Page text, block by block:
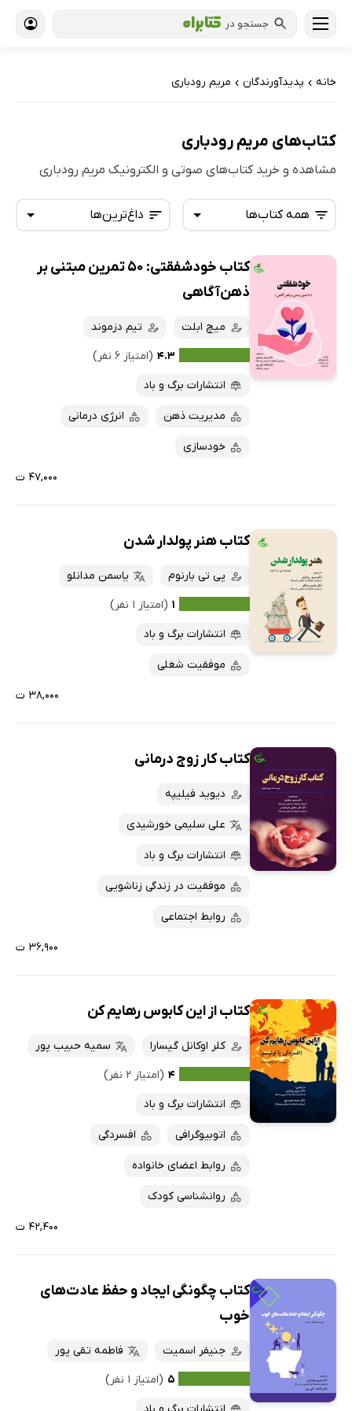
جستجو در
خانه › پدیدآورندگان › مریم رودباری
کتاب‌های مریم رودباری
مشاهده و خرید کتاب‌های صوتی و الکترونیک مریم رودباری
داغ‌ترین‌ها
تازه‌ها
پرفروش‌ها
پربحث‌ها
ارزان ترین‌ها
همه کتاب‌ها
همه کتاب‌ها
کتاب‌های صوتی
کتاب‌های متنی
کتاب خودشفقتی: 50 تمرین مبتنی بر
ذهن‌آگاهی
میچ ابلت
تیم دزموند
۴.۳ (امتیاز ۶ نفر)
انتشارات برگ و باد
مدیریت ذهن انرژی درمانی
خودسازی
۴۷,۰۰۰ ت
کتاب هنر پولدار شدن
پی تی بارنوم
یاسمن مدانلو
۱ (امتیاز ۱ نفر)
انتشارات برگ و باد
موفقیت شغلی
۳۸,۰۰۰ ت
کتاب کار زوج درمانی
دیوید فیلیپه
علی سلیمی خورشیدی
انتشارات برگ و باد
موفقیت در زندگی زناشویی
روابط اجتماعی
۳۶,۹۰۰ ت
کتاب از این کابوس رهایم کن
کلر اوکانل گیسارا
سمیه حبیب پور
۴ (امتیاز ۲ نفر)
انتشارات برگ و باد
اتوبیوگرافی افسردگی
روابط اعضای خانواده
روانشناسی کودک
۴۲,۴۰۰ ت
کتاب چگونگی ایجاد و حفظ عادت‌های
خوب
جنیفر اسمیت
فاطمه تقی پور
۵ (امتیاز ۱ نفر)